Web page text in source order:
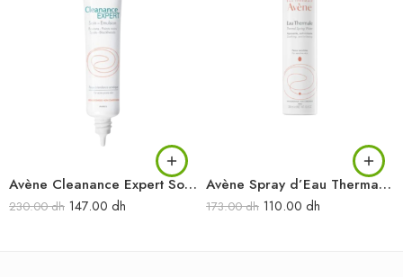
Avène Cleanance Expert Soin Émulsion Boutons & Points Noirs 40 ml
230.00dh 147.00 dh
Avène Spray d’Eau Thermale 300 ml
173.00dh 110.00 dh